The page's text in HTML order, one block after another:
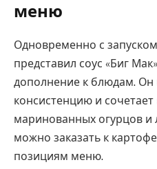
меню
Одновременно с
представил соус «Биг
дополнение к блюдам.
консистенцию и сочетает
маринованных огурцов и
можно заказать к
позициям меню.